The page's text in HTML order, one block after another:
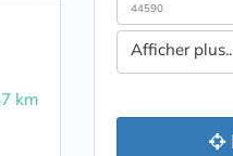
km
44590
Afficher